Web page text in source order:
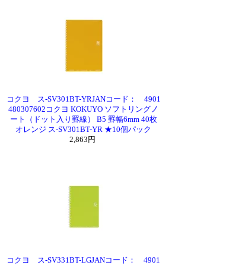
コクヨ ス-SV301BT-YRJANコード： 4901
480307602コクヨ KOKUYO ソフトリングノ
ート（ドット入り罫線） B5 罫幅6mm 40枚
オレンジ ス-SV301BT-YR ★10個パック
2,863円
コクヨ ス-SV331BT-LGJANコード： 4901